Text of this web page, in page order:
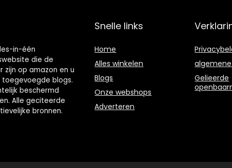
in-één
die de
op amazon en u
blogs.
beschermd
Alle geciteerde
bronnen.
Snelle links
Home
Alles winkelen
Blogs
Onze webshops
Adverteren
Gelieerde